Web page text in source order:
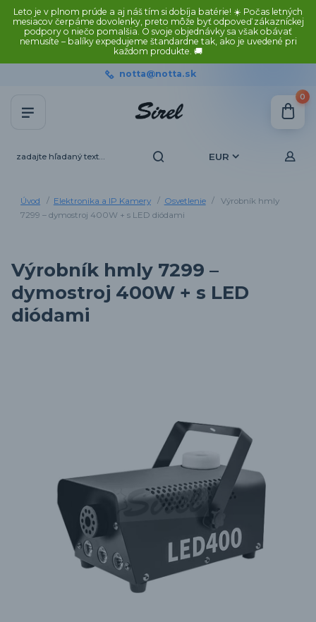
Leto je v plnom prúde a aj náš tím si dobíja batérie! ☀️ Počas letných
mesiacov čerpáme dovolenky, preto môže byť odpoveď zákazníckej
podpory o niečo pomalšia. O svoje objednávky sa však obávať
nemusíte – balíky expedujeme štandardne tak, ako je uvedené pri
každom produkte. 🚚
EUR
notta@notta.sk
0
Úvod Elektronika a IP Kamery Osvetlenie
Výrobník hmly
7299 – dymostroj 400W + s LED diódami
Výrobník hmly 7299 –
dymostroj 400W + s LED
diódami